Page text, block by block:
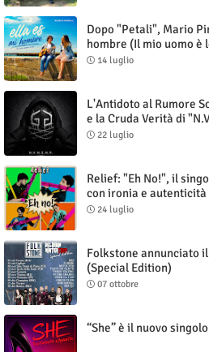
Dopo "Petali", Mario
hombre (Il mio uomo è
14 luglio
L'Antidoto al Rumore
e la Cruda Verità di
22 luglio
Relief: "Eh No!", il
con ironia e autenticità
24 luglio
Folkstone annunciato
(Special Edition)
07 ottobre
“She” è il nuovo